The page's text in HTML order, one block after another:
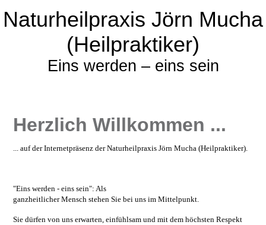
Naturheilpraxis Jörn Mucha
(Heilpraktiker)
Eins werden – eins sein
Herzlich Willkommen ...
... auf der Internetpräsenz der Naturheilpraxis Jörn Mucha (Heilpraktiker).
"Eins werden - eins sein": Als
ganzheitlicher Mensch stehen Sie bei uns im Mittelpunkt.
Sie dürfen von uns erwarten, einfühlsam und mit dem höchsten Respekt